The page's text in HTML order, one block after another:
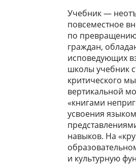
Учебник —
повсеместное
по
граждан,
исповедующих
школы учебник
критического
вертикальной
«книгами
усвоения
навыков. На
и культурную